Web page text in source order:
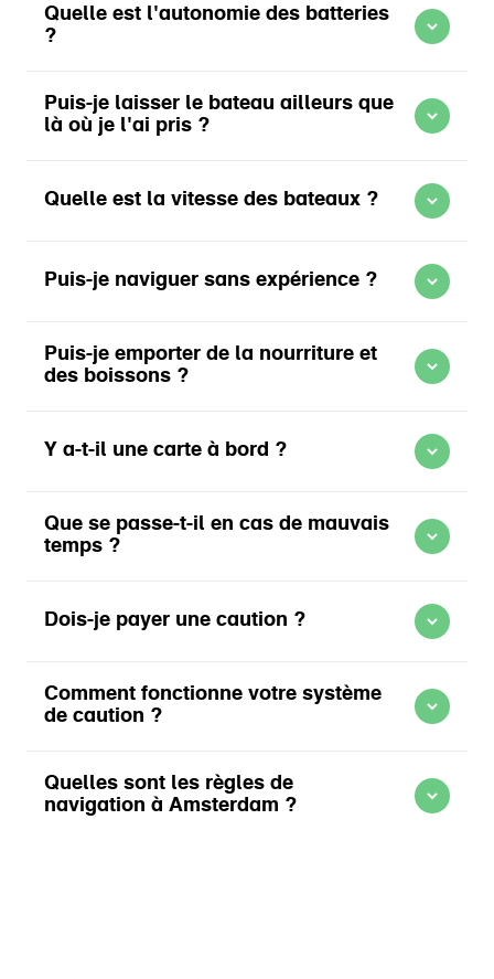
Quelle est l'autonomie des batteries
?
Puis-je laisser le bateau ailleurs que
là où je l'ai pris ?
Quelle est la vitesse des bateaux ?
En savoir plus sur Points d'embarquement Mokumboot
Puis-je naviguer sans expérience ?
Puis-je emporter de la nourriture et
des boissons ?
En savoir plus sur Règlementation à bord Mokumboot
Y a-t-il une carte à bord ?
Que se passe-t-il en cas de mauvais
temps ?
Dois-je payer une caution ?
En savoir plus sur Stationnement Mokumboot
Comment fonctionne votre système
de caution ?
Quelles sont les règles de
navigation à Amsterdam ?